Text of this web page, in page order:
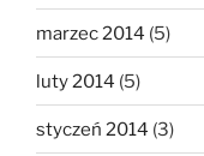
marzec 2014 (5)
luty 2014 (5)
styczeń 2014 (3)